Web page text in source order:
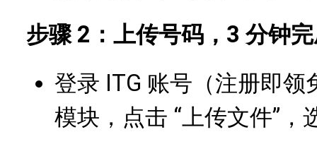
步骤 2：上传号码，3 分钟
登录 ITG 账号（注册即领
模块，点击 “上传文件”